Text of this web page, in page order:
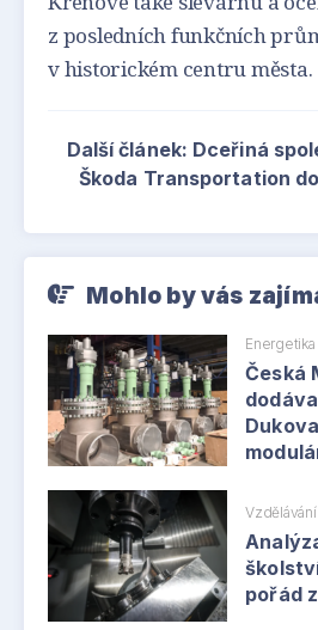
z posledních funkčních
v historickém centru města.
Další článek: Dceřiná
Škoda Transportation
Mohlo by vás
Energetika
Česká
Vzdělávání
pořád